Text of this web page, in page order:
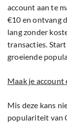
account aan te
€10 en ontvang
lang zonder
transacties.
groeiende
Maak je account
Mis deze kans
populariteit van